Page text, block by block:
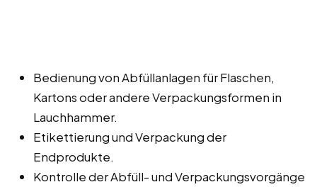
Bedienung von Abfüllanlagen für Flaschen,
Kartons oder andere Verpackungsformen in
Lauchhammer.
Etikettierung und Verpackung der
Endprodukte.
Kontrolle der Abfüll- und Verpackungsvorgänge